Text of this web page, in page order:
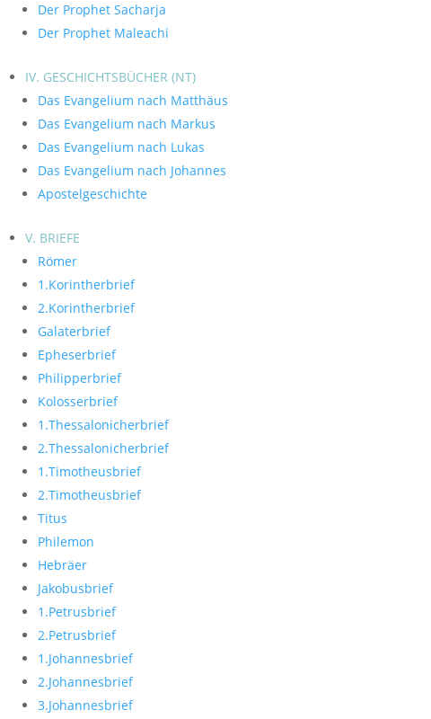
Der Prophet Sacharja
Der Prophet Maleachi
IV. GESCHICHTSBÜCHER (NT)
Das Evangelium nach Matthäus
Das Evangelium nach Markus
Das Evangelium nach Lukas
Das Evangelium nach Johannes
Apostelgeschichte
V. BRIEFE
Römer
1.Korintherbrief
2.Korintherbrief
Galaterbrief
Epheserbrief
Philipperbrief
Kolosserbrief
1.Thessalonicherbrief
2.Thessalonicherbrief
1.Timotheusbrief
2.Timotheusbrief
Titus
Philemon
Hebräer
Jakobusbrief
1.Petrusbrief
2.Petrusbrief
1.Johannesbrief
2.Johannesbrief
3.Johannesbrief